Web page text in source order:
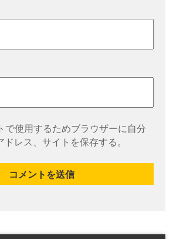
で使用するためブラウザーに自分
レス、サイトを保存する。